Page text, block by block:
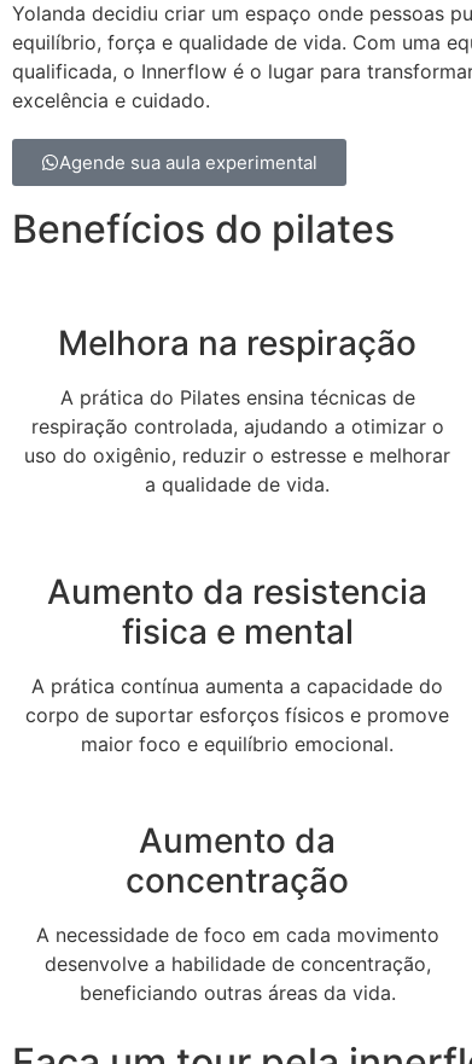
Yolanda decidiu criar um espaço onde pessoas
equilíbrio, força e qualidade de vida. Com uma
qualificada, o Innerflow é o lugar para
excelência e cuidado.
Agende sua aula experimental
Benefícios do pilates
Melhora na respiração
A prática do Pilates ensina técnicas de
respiração controlada, ajudando a otimizar o
uso do oxigênio, reduzir o estresse e melhorar
a qualidade de vida.
Aumento da resistencia
fisica e mental
A prática contínua aumenta a capacidade do
corpo de suportar esforços físicos e promove
maior foco e equilíbrio emocional.
Aumento da
concentração
A necessidade de foco em cada movimento
desenvolve a habilidade de concentração,
beneficiando outras áreas da vida.